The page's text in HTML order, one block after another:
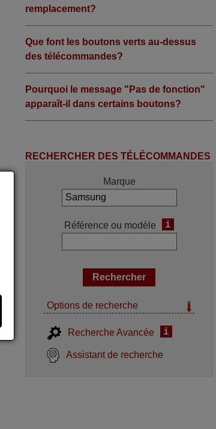
remplacement?
Que font les boutons verts au-dessus
des télécommandes?
Pourquoi le message "Pas de fonction"
apparaît-il dans certains boutons?
RECHERCHER DES TÉLÉCOMMANDES
Marque
Référence ou modèle i
Options de recherche
Recherche Avancée i
Assistant de recherche